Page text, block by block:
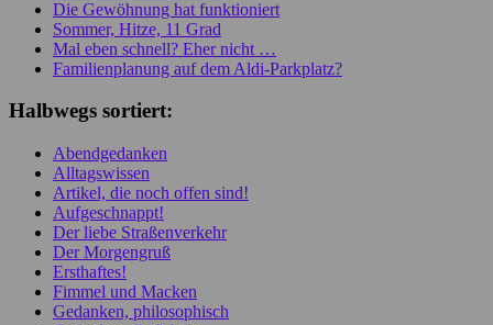
Die Gewöhnung hat funktioniert
Sommer, Hitze, 11 Grad
Mal eben schnell? Eher nicht …
Familienplanung auf dem Aldi-Parkplatz?
Halbwegs sortiert:
Abendgedanken
Alltagswissen
Artikel, die noch offen sind!
Aufgeschnappt!
Der liebe Straßenverkehr
Der Morgengruß
Ersthaftes!
Fimmel und Macken
Gedanken, philosophisch